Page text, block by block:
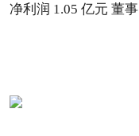
净利润 1.05 亿元 董事